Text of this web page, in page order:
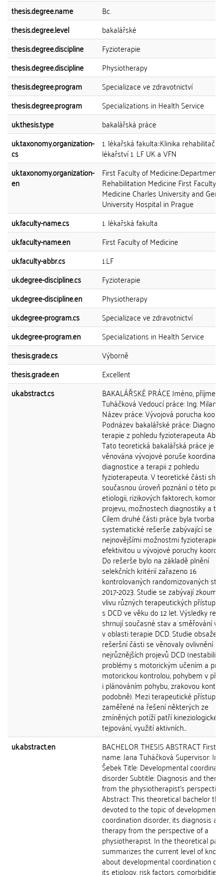
thesis.degree.name
Bc.
thesis.degree.level
bakalářské
thesis.degree.discipline
Fyzioterapie
thesis.degree.discipline
Physiotherapy
thesis.degree.program
Specializace ve zdravotnictví
thesis.degree.program
Specializations in Health Service
uk.thesis.type
bakalářská práce
uk.taxonomy.organization-
cs
1. lékařská fakulta::Klinika
lékařství 1. LF UK a VFN
uk.taxonomy.organization-
en
First Faculty of Medicine::Department
Rehabilitation Medicine First Faculty
Medicine Charles University and
University Hospital in Prague
uk.faculty-name.cs
1. lékařská fakulta
uk.faculty-name.en
First Faculty of Medicine
uk.faculty-abbr.cs
1.LF
uk.degree-discipline.cs
Fyzioterapie
uk.degree-discipline.en
Physiotherapy
uk.degree-program.cs
Specializace ve zdravotnictví
uk.degree-program.en
Specializations in Health Service
thesis.grade.cs
Výborně
thesis.grade.en
Excellent
uk.abstract.cs
BAKALÁŘSKÉ PRÁCE Jméno,
Tuháčková Vedoucí práce: Ing. Milan
Název práce: Vývojová porucha
Podnázev bakalářské práce:
terapie z pohledu fyzioterapeuta
Tato teoretická bakalářská práce je
věnována vývojové poruše
diagnostice a terapii z pohledu
fyzioterapeuta. V teoretické části
současnou úroveň poznání o této
etiologii, rizikových faktorech,
projevu, možnostech diagnostiky a
Cílem druhé části práce byla tvorba
systematické rešerše zabývající se
nejnovějšími možnostmi fyzioterapie
efektivitou u vývojové poruchy
Do rešerše bylo na základě plnění
selekčních kritérií zařazeno 16
kontrolovaných randomizovaných
2017-2023. Studie se zabývají
vlivu různých terapeutických přístupů
s DCD ve věku do 12 let. Výsledky
shrnují současné stav a směřování
v oblasti terapie DCD. Studie
rešeršní části se věnovaly ovlivnění
nejrůznějších projevů DCD (nestabilita,
problémy s motorickým učením a
motorickou kontrolou, pohybem v
i plánováním pohybu, zrakovou
podobně). Mezi terapeutické přístupy
zaměřené na řešení některých ze
zmíněných potíží patří kineziologické
tejpování, využití aktivních...
uk.abstract.en
BACHELOR THESIS ABSTRACT First
name: Jana Tuháčková Supervisor:
Šebek Title: Developmental
disorder Subtitle: Diagnosis and
from the physiotherapist's perspective
Abstract: This theoretical bachelor
devoted to the topic of developmental
coordination disorder, its diagnosis
therapy from the perspective of a
physiotherapist. In the theoretical
summarizes the current level of
about developmental coordination
its etiology, risk factors, comorbidities,